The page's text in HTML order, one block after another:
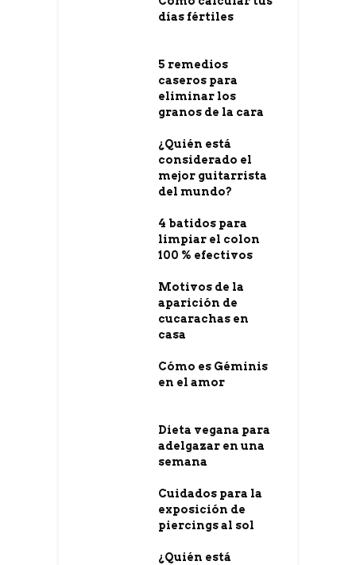
días fértiles
5 remedios
caseros para
eliminar los
granos de la cara
¿Quién está
considerado el
mejor guitarrista
del mundo?
4 batidos para
limpiar el colon
100 % efectivos
Motivos de la
aparición de
cucarachas en
casa
Cómo es Géminis
en el amor
Dieta vegana para
adelgazar en una
semana
Cuidados para la
exposición de
piercings al sol
¿Quién está